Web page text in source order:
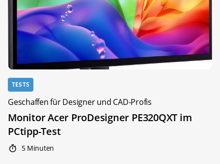
TESTS
Geschaffen für Designer und CAD-Profis
Monitor Acer ProDesigner PE320QXT im
PCtipp-Test
5 Minuten